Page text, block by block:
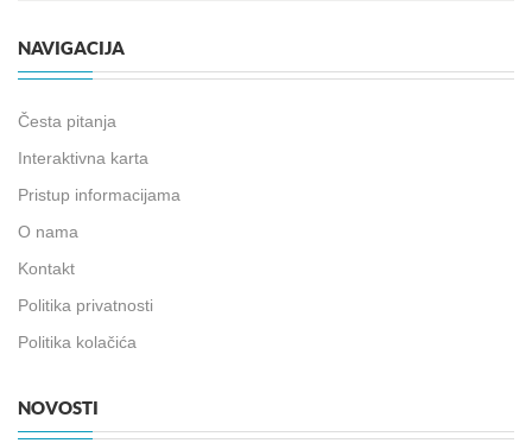
NAVIGACIJA
Česta pitanja
Interaktivna karta
Pristup informacijama
O nama
Kontakt
Politika privatnosti
Politika kolačića
NOVOSTI